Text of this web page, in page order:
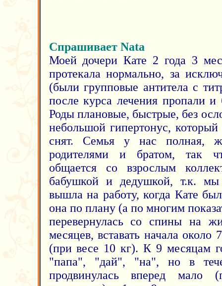
Спрашивает Nata
Моей дочери Кате 2 года 3
протекала нормально, за
(были групповые антитела с
после курса лечения пропали
Роды плановые, быстрые, без
небольшой гипертонус,
снят. Семья у нас полная,
родителями и братом, так
общается со взрослым
бабушкой и дедушкой, т.к.
вышла на работу, когда Кате
она по плану (а по многим
перевернулась со спины на
месяцев, вставать начала
(при весе 10 кг). К 9 месяцам
"папа", "дай", "на", но в
продвинулась вперед мало